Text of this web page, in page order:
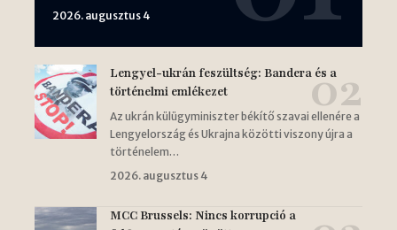
2026. augusztus 4
Lengyel-ukrán feszültség: Bandera és a
történelmi emlékezet
Az ukrán külügyminiszter békítő szavai ellenére a
Lengyelország és Ukrajna közötti viszony újra a
történelem…
2026. augusztus 4
MCC Brussels: Nincs korrupció a